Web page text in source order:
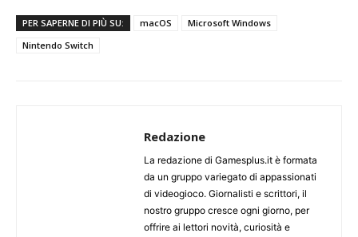
PER SAPERNE DI PIÙ SU: macOS
Microsoft Windows
Nintendo Switch
Redazione
La redazione di Gamesplus.it è formata
da un gruppo variegato di appassionati
di videogioco. Giornalisti e scrittori, il
nostro gruppo cresce ogni giorno, per
offrire ai lettori novità, curiosità e